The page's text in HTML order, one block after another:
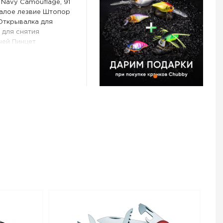
Camouflage, 91
лезвие Штопор
для
снятия
Пинцет
из